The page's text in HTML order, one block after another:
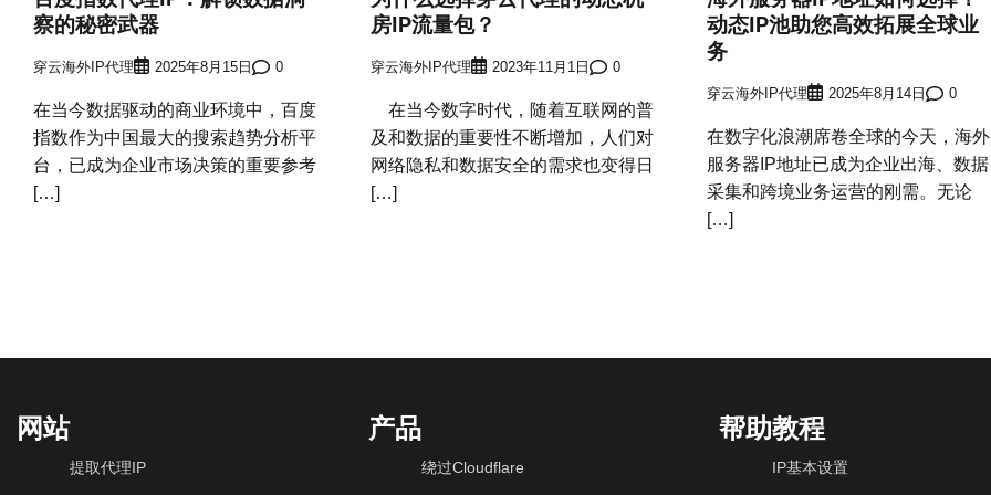
察的秘密武器
穿云海外IP代理 2025年8月15日 0
在当今数据驱动的商业环境中，百度
指数作为中国最大的搜索趋势分析平
台，已成为企业市场决策的重要参考
[…]
房IP流量包？
穿云海外IP代理 2023年11月1日 0
在当今数字时代，随着互联网的普
及和数据的重要性不断增加，人们对
网络隐私和数据安全的需求也变得日
[…]
动态IP池助您高效拓展全球业
务
穿云海外IP代理 2025年8月14日 0
在数字化浪潮席卷全球的今天，海外
服务器IP地址已成为企业出海、数据
采集和跨境业务运营的刚需。无论
[…]
网站
提取代理IP
产品
绕过Cloudflare
帮助教程
IP基本设置